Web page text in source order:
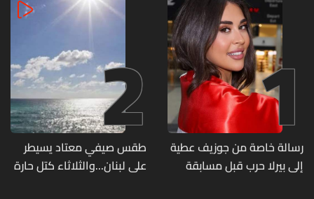
1
رسالة خاصة من جوزيف عطية
إلى بيرلا حرب قبل مسابقة
2
طقس صيفي معتاد يسيطر
على لبنان...والثلاثاء كتل حارة